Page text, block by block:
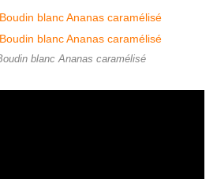
blanc Ananas caramélisé